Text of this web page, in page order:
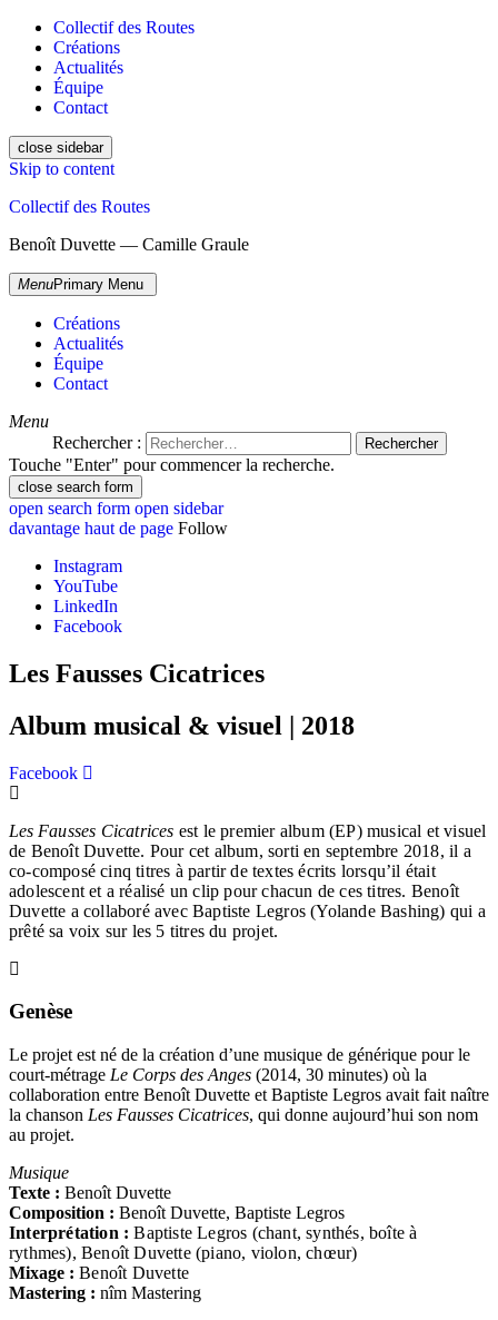
Collectif des Routes
Créations
Actualités
Équipe
Contact
close sidebar
Skip to content
Collectif des Routes
Benoît Duvette — Camille Graule
MenuPrimary Menu
Créations
Actualités
Équipe
Contact
Menu
Rechercher :
Touche "Enter" pour commencer la recherche.
close search form
open search form open sidebar
davantage haut de page Follow
Instagram
YouTube
LinkedIn
Facebook
Les Fausses Cicatrices
Album musical & visuel | 2018
Facebook
Les Fausses Cicatrices est le premier album (EP) musical et visuel
de Benoît Duvette. Pour cet album, sorti en septembre 2018, il a
co-composé cinq titres à partir de textes écrits lorsqu’il était
adolescent et a réalisé un clip pour chacun de ces titres. Benoît
Duvette a collaboré avec Baptiste Legros (Yolande Bashing) qui a
prêté sa voix sur les 5 titres du projet.
Genèse
Le projet est né de la création d’une musique de générique pour le
court-métrage Le Corps des Anges (2014, 30 minutes) où la
collaboration entre Benoît Duvette et Baptiste Legros avait fait naître
la chanson Les Fausses Cicatrices, qui donne aujourd’hui son nom
au projet.
Musique
Texte : Benoît Duvette
Composition : Benoît Duvette, Baptiste Legros
Interprétation : Baptiste Legros (chant, synthés, boîte à
rythmes), Benoît Duvette (piano, violon, chœur)
Mixage : Benoît Duvette
Mastering : nîm Mastering